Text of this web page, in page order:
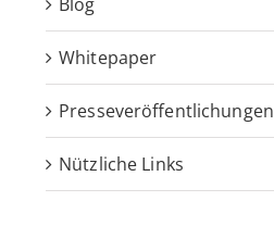
White­pa­per
Pres­se­ver­öf­fent­li­chun­gen
Nütz­li­che Links